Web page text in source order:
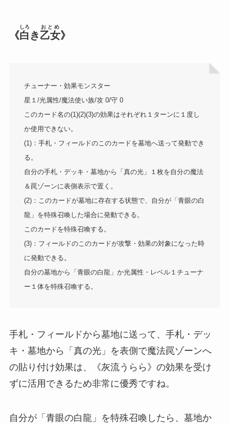
《白
しろ
き乙女
おとめ
》
チューナー・効果モンスター
星１/光属性/魔法使い族/攻 0/守 0
このカード名の(1)(2)(3)の効果はそれぞれ１ターンに１度し
か使用できない。
(1)：手札・フィールドのこのカードを墓地へ送って発動でき
る。
自分の手札・デッキ・墓地から「真の光」１枚を自分の魔法
＆罠ゾーンに表側表示で置く。
(2)：このカードが墓地に存在する状態で、自分が「青眼の白
龍」を特殊召喚した場合に発動できる。
このカードを特殊召喚する。
(3)：フィールドのこのカードが攻撃・効果の対象になった時
に発動できる。
自分の墓地から「青眼の白龍」か光属性・レベル１チューナ
ー１体を特殊召喚する。
手札・フィールドから墓地に送って、手札・デッ
キ・墓地から「真の光」を表側で魔法罠ゾーンへ
の貼り付け効果は、《灰流うらら》の効果を受け
ずに活用できるため非常に優秀ですね。
自分が「青眼の白龍」を特殊召喚したら、墓地か